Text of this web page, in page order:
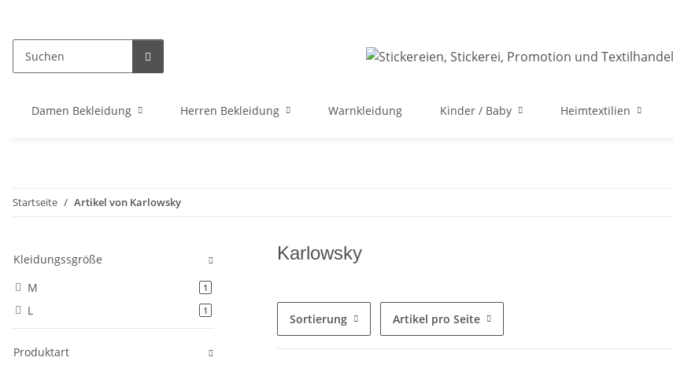
Damen Bekleidung Herren Bekleidung Warnkleidung Kinder / Baby Heimtextilien
Startseite Artikel von Karlowsky
Karlowsky
Sortierung Artikel pro Seite
Kleidungssgröße
M
1Artikel gefunden
L 1Artikel gefunden
Produktart